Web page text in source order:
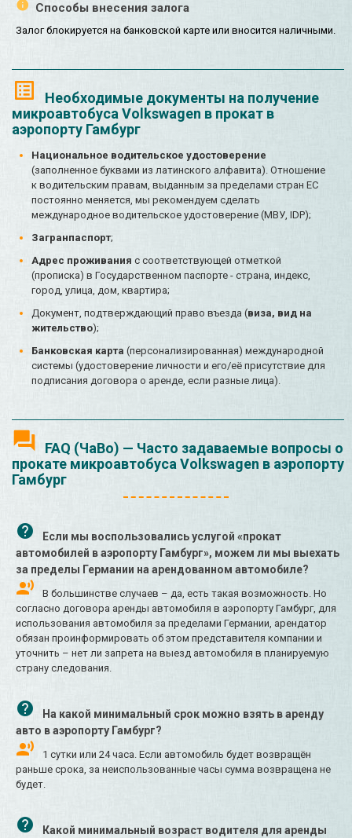
Способы внесения залога
Залог блокируется на банковской карте или вносится наличными.
Необходимые документы на получение
микроавтобуса Volkswagen в прокат в
аэропорту Гамбург
Национальное водительское удостоверение
(заполненное буквами из латинского алфавита). Отношение
к водительским правам, выданным за пределами стран ЕС
постоянно меняется, мы рекомендуем сделать
международное водительское удостоверение (МВУ, IDP);
Загранпаспорт;
Адрес проживания с соответствующей отметкой
(прописка) в Государственном паспорте - страна, индекс,
город, улица, дом, квартира;
Документ, подтверждающий право въезда (виза, вид на
жительство);
Банковская карта (персонализированная) международной
системы (удостоверение личности и его/её присутствие для
подписания договора о аренде, если разные лица).
FAQ (ЧаВо) — Часто задаваемые вопросы о
прокате микроавтобуса Volkswagen в аэропорту
Гамбург
Если мы воспользовались услугой «прокат
автомобилей в аэропорту Гамбург», можем ли мы выехать
за пределы Германии на арендованном автомобиле?
В большинстве случаев – да, есть такая возможность. Но
согласно договора аренды автомобиля в аэропорту Гамбург, для
использования автомобиля за пределами Германии, арендатор
обязан проинформировать об этом представителя компании и
уточнить – нет ли запрета на выезд автомобиля в планируемую
страну следования.
На какой минимальный срок можно взять в аренду
авто в аэропорту Гамбург?
1 сутки или 24 часа. Если автомобиль будет возвращён
раньше срока, за неиспользованные часы сумма возвращена не
будет.
Какой минимальный возраст водителя для аренды